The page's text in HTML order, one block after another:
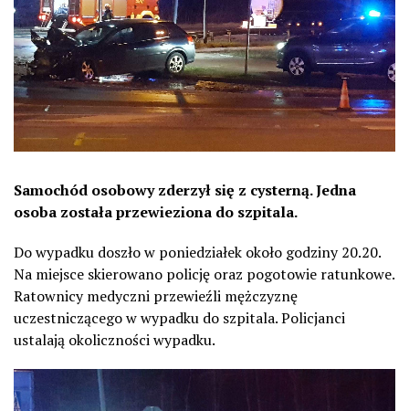
Samochód osobowy zderzył się z cysterną. Jedna
osoba została przewieziona do szpitala.
Do wypadku doszło w poniedziałek około godziny 20.20.
Na miejsce skierowano policję oraz pogotowie ratunkowe.
Ratownicy medyczni przewieźli mężczyznę
uczestniczącego w wypadku do szpitala. Policjanci
ustalają okoliczności wypadku.